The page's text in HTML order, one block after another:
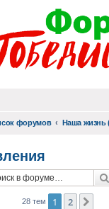
форумов
28 тем 1 2